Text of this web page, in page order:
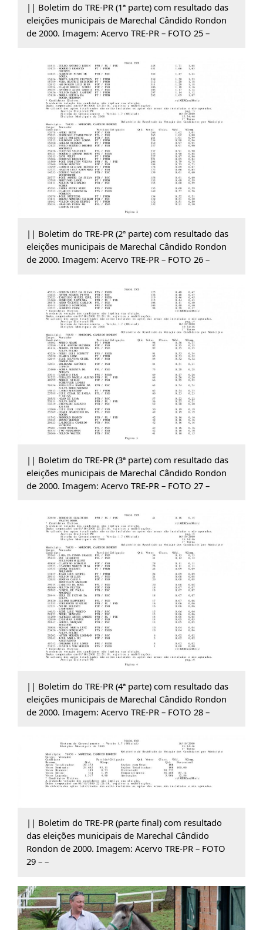
|| Boletim do TRE-PR (1ª parte) com resultado das
eleições municipais de Marechal Cândido Rondon
de 2000. Imagem: Acervo TRE-PR – FOTO 25 –
|| Boletim do TRE-PR (2ª parte) com resultado das
eleições municipais de Marechal Cândido Rondon
de 2000. Imagem: Acervo TRE-PR – FOTO 26 –
|| Boletim do TRE-PR (3ª parte) com resultado das
eleições municipais de Marechal Cândido Rondon
de 2000. Imagem: Acervo TRE-PR – FOTO 27 –
|| Boletim do TRE-PR (4ª parte) com resultado das
eleições municipais de Marechal Cândido Rondon
de 2000. Imagem: Acervo TRE-PR – FOTO 28 –
|| Boletim do TRE-PR (parte final) com resultado
das eleições municipais de Marechal Cândido
Rondon de 2000. Imagem: Acervo TRE-PR – FOTO
29 – –